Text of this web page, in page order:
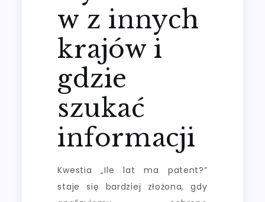
w z innych
krajów i
gdzie
szukać
informacji
Kwestia „Ile lat ma patent?”
staje się bardziej złożona, gdy